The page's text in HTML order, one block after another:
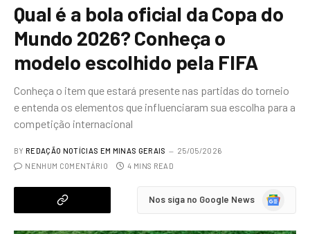
Qual é a bola oficial da Copa do
Mundo 2026? Conheça o
modelo escolhido pela FIFA
Conheça o item que estará presente nas partidas do torneio
e entenda os elementos que influenciaram sua escolha para a
competição internacional
BY REDAÇÃO NOTÍCIAS EM MINAS GERAIS
25/05/2026
NENHUM COMENTÁRIO
4 MINS READ
Nos siga no Google News
Google